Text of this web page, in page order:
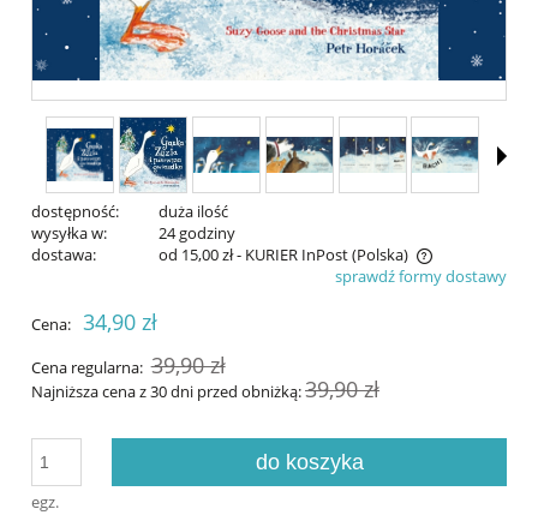
dostępność:
duża ilość
wysyłka w:
24 godziny
dostawa:
od 15,00 zł- KURIER InPost(Polska)
Cena nie zawiera ewentualnych kosztów płatnościsprawdź formy dostawy
Cena: 34,90 zł
Cena regularna: 39,90 zł
Najniższa cena z 30 dni przed obniżką:39,90 zł
egz.
do koszyka